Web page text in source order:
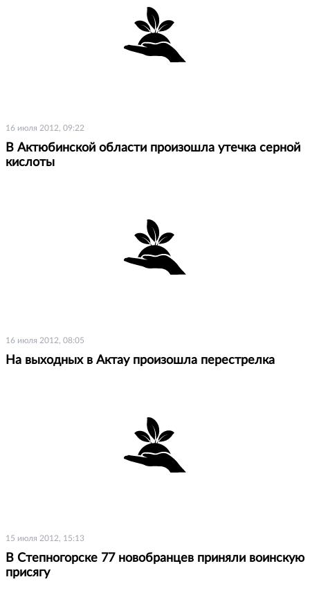
16 июля 2012, 09:22
В Актюбинской области произошла утечка серной
кислоты
16 июля 2012, 08:05
На выходных в Актау произошла перестрелка
15 июля 2012, 15:13
В Степногорске 77 новобранцев приняли воинскую
присягу